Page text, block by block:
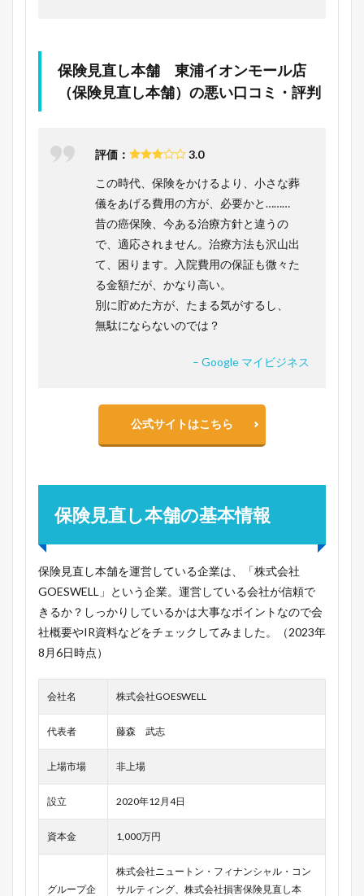
保険見直し本舗 東浦イオンモール店
（保険見直し本舗）の悪い口コミ・評判
評価： 3.0
この時代、保険をかけるより、小さな葬
儀をあげる費用の方が、必要かと………
昔の癌保険、今ある治療方針と違うの
で、適応されません。治療方法も沢山出
て、困ります。入院費用の保証も微々た
る金額だが、かなり高い。
別に貯めた方が、たまる気がするし、
無駄にならないのでは？
– Google マイビジネス
公式サイトはこちら
保険見直し本舗の基本情報
保険見直し本舗を運営している企業は、「株式会社
GOESWELL」という企業。運営している会社が信頼で
きるか？しっかりしているかは大事なポイントなので会
社概要やIR資料などをチェックしてみました。（2023年
8月6日時点）
会社名 株式会社GOESWELL
代表者 藤森 武志
上場市場 非上場
設立 2020年12月4日
資本金 1,000万円
グループ企
株式会社ニュートン・フィナンシャル・コン
サルティング、株式会社損害保険見直し本